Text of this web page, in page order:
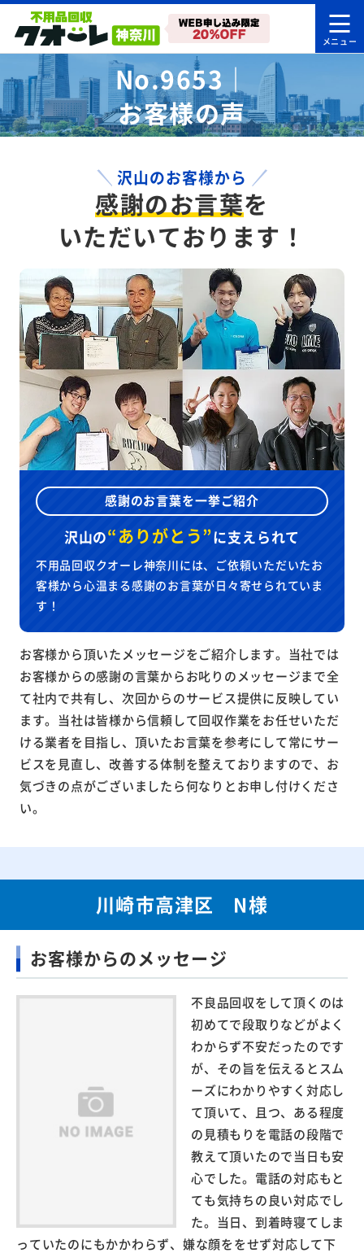
No.9653｜
お客様の声
沢山のお客様から
感謝のお言葉を
いただいております！
感謝のお言葉を一挙ご紹介
沢山の“ありがとう”に支えられて
不用品回収クオーレ神奈川には、ご依頼いただいたお
客様から心温まる感謝のお言葉が日々寄せられていま
す！
お客様から頂いたメッセージをご紹介します。当社では
お客様からの感謝の言葉からお叱りのメッセージまで全
て社内で共有し、次回からのサービス提供に反映してい
ます。当社は皆様から信頼して回収作業をお任せいただ
ける業者を目指し、頂いたお言葉を参考にして常にサー
ビスを見直し、改善する体制を整えておりますので、お
気づきの点がございましたら何なりとお申し付けくださ
い。
川崎市高津区 N様
お客様からのメッセージ
不良品回収をして頂くのは
初めてで段取りなどがよく
わからず不安だったのです
が、その旨を伝えるとスム
ーズにわかりやすく対応し
て頂いて、且つ、ある程度
の見積もりを電話の段階で
教えて頂いたので当日も安
心でした。電話の対応もと
ても気持ちの良い対応でし
た。当日、到着時寝てしま
っていたのにもかかわらず、嫌な顔ををせず対応して下